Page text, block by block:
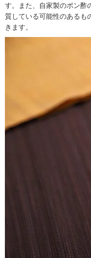
す。また、自家製のポン酢
質している可能性のあるも
きます。